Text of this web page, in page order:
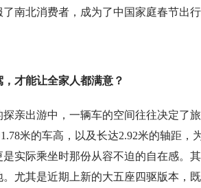
南北消费者，成为了中国家庭春节出
才能让全家人都满意？
出游中，一辆车的空间往往决定了旅
米的车高，以及长达2.92米的轴距
实际乘坐时那份从容不迫的自在感。
尤其是近期上新的大五座四驱版本，